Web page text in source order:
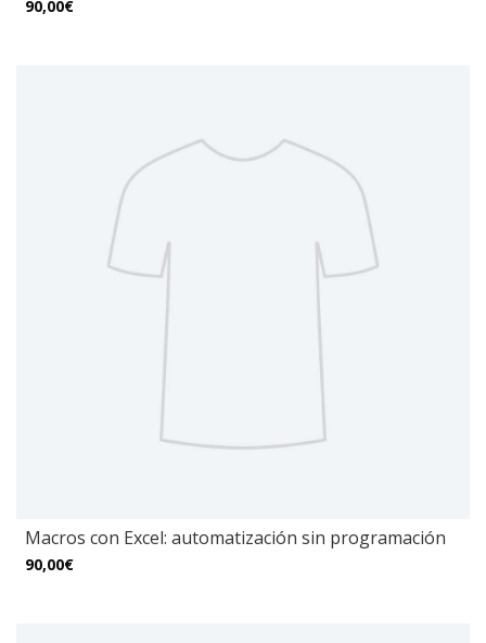
90,00€
Macros con Excel: automatización sin programación
90,00€